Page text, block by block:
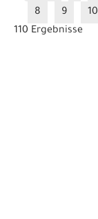
8
9 10
110 Ergebnisse